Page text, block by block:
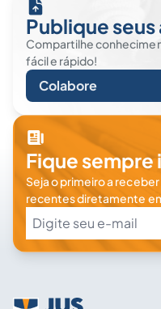
Publique
Compartilhe
fácil e rápido!
Colabore
Fique
Seja o primeiro a
recentes diretamente